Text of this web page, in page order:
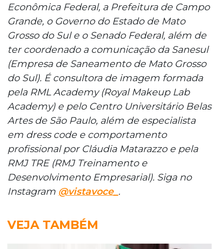
Econômica Federal, a Prefeitura de Campo
Grande, o Governo do Estado de Mato
Grosso do Sul e o Senado Federal, além de
ter coordenado a comunicação da Sanesul
(Empresa de Saneamento de Mato Grosso
do Sul). É consultora de imagem formada
pela RML Academy (Royal Makeup Lab
Academy) e pelo Centro Universitário Belas
Artes de São Paulo, além de especialista
em dress code e comportamento
profissional por Cláudia Matarazzo e pela
RMJ TRE (RMJ Treinamento e
Desenvolvimento Empresarial). Siga no
Instagram @vistavoce_ .
VEJA TAMBÉM